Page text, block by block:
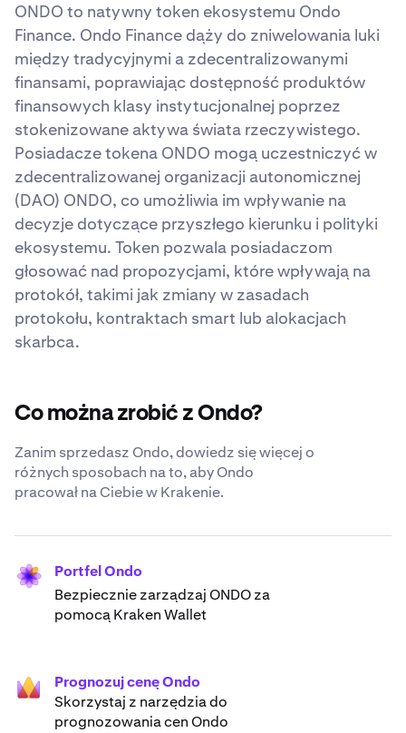
ONDO to natywny token ekosystemu Ondo
Finance. Ondo Finance dąży do zniwelowania luki
między tradycyjnymi a zdecentralizowanymi
finansami, poprawiając dostępność produktów
finansowych klasy instytucjonalnej poprzez
stokenizowane aktywa świata rzeczywistego.
Posiadacze tokena ONDO mogą uczestniczyć w
zdecentralizowanej organizacji autonomicznej
(DAO) ONDO, co umożliwia im wpływanie na
decyzje dotyczące przyszłego kierunku i polityki
ekosystemu. Token pozwala posiadaczom
głosować nad propozycjami, które wpływają na
protokół, takimi jak zmiany w zasadach
protokołu, kontraktach smart lub alokacjach
skarbca.
Co można zrobić z Ondo?
Zanim sprzedasz Ondo, dowiedz się więcej o
różnych sposobach na to, aby Ondo
pracował na Ciebie w Krakenie.
Portfel Ondo
Bezpiecznie zarządzaj ONDO za
pomocą Kraken Wallet
Prognozuj cenę Ondo
Skorzystaj z narzędzia do
prognozowania cen Ondo